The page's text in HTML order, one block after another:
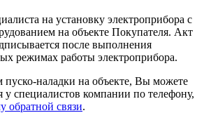
на установку электроприбора с
на объекте Покупателя. Акт
после выполнения
режимах работы электроприбора.
пуско-наладки на объекте, Вы можете
у специалистов компании по телефону,
обратной связи.